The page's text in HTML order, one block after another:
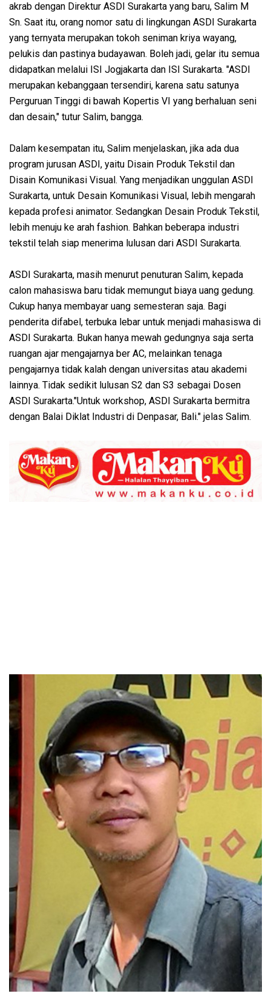
akrab dengan Direktur ASDI Surakarta yang baru, Salim M
Sn. Saat itu, orang nomor satu di lingkungan ASDI Surakarta
yang ternyata merupakan tokoh seniman kriya wayang,
pelukis dan pastinya budayawan. Boleh jadi, gelar itu semua
didapatkan melalui ISI Jogjakarta dan ISI Surakarta. "ASDI
merupakan kebanggaan tersendiri, karena satu satunya
Perguruan Tinggi di bawah Kopertis VI yang berhaluan seni
dan desain," tutur Salim, bangga.
Dalam kesempatan itu, Salim menjelaskan, jika ada dua
program jurusan ASDI, yaitu Disain Produk Tekstil dan
Disain Komunikasi Visual. Yang menjadikan unggulan ASDI
Surakarta, untuk Desain Komunikasi Visual, lebih mengarah
kepada profesi animator. Sedangkan Desain Produk Tekstil,
lebih menuju ke arah fashion. Bahkan beberapa industri
tekstil telah siap menerima lulusan dari ASDI Surakarta.
ASDI Surakarta, masih menurut penuturan Salim, kepada
calon mahasiswa baru tidak memungut biaya uang gedung.
Cukup hanya membayar uang semesteran saja. Bagi
penderita difabel, terbuka lebar untuk menjadi mahasiswa di
ASDI Surakarta. Bukan hanya mewah gedungnya saja serta
ruangan ajar mengajarnya ber AC, melainkan tenaga
pengajarnya tidak kalah dengan universitas atau akademi
lainnya. Tidak sedikit lulusan S2 dan S3 sebagai Dosen
ASDI Surakarta."Untuk workshop, ASDI Surakarta bermitra
dengan Balai Diklat Industri di Denpasar, Bali." jelas Salim.